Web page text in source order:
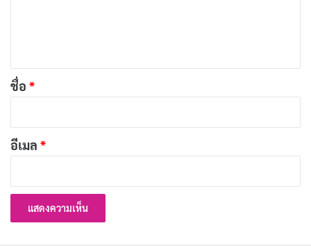
อย่างไรก็ตาม แม้ว่าพล็อตจะเน้นที่ความเครียดและความ
หลอนหรือความระทึกขวัญได้อย่างเต็มที่ ภาพหลอนต่างๆ
ที่เกิดขึ้นดูเหมือนจะไม่สามารถสร้างความหวาดกลัวได้มาก
ความกระตุ้นอารมณ์
*
ชื่อ *
อีเมล *